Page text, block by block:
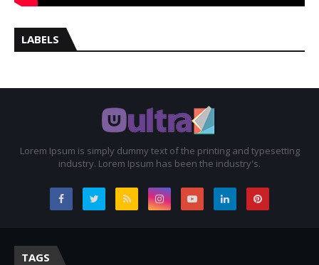
LABELS
Lorem Ipsum is simply dummy text of the printing and typesetting
industry. Lorem Ipsum has been the industry's.
TAGS